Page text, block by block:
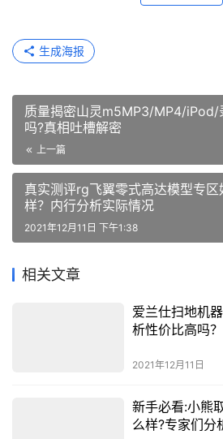
生成海报
质量揭密山灵m5MP3/MP4/iPod/
吗?真相吐槽解密
上一篇
真实测评rg飞翼零式高达模型专
样？内行分析实际情况
2021年12月11日 下午1:38
相关文章
爱兰仕扫地机
析性价比高吗？
2021年12月11日
新手必看:小熊
么样?专家们分